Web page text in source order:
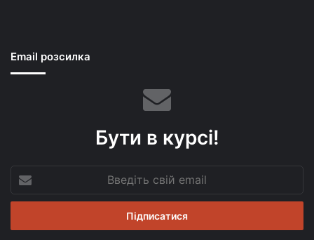
Email розсилка
Бути в курсі!
свій
email